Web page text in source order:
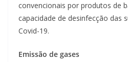
convencionais por produtos de
capacidade de desinfecção das
Covid-19.
Emissão de gases